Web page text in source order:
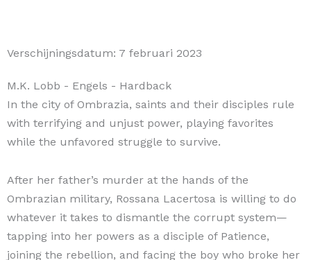
Verschijningsdatum: 7 februari 2023
M.K. Lobb - Engels - Hardback
In the city of Ombrazia, saints and their disciples rule
with terrifying and unjust power, playing favorites
while the unfavored struggle to survive.
After her father’s murder at the hands of the
Ombrazian military, Rossana Lacertosa is willing to do
whatever it takes to dismantle the corrupt system—
tapping into her powers as a disciple of Patience,
joining the rebellion, and facing the boy who broke her